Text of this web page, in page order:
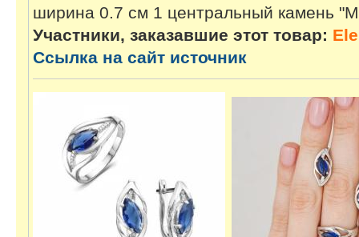
ширина 0.7 см 1 центральный камень
Участники, заказавшие этот товар:
Ссылка на сайт источник